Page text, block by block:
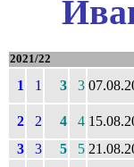
2021/22
1 1 3 3
2
2 4 4
3
3 5 5